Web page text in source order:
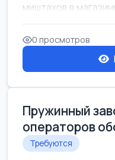
миштахов в
0 просмотров
Пружинный
операторов
Требуются